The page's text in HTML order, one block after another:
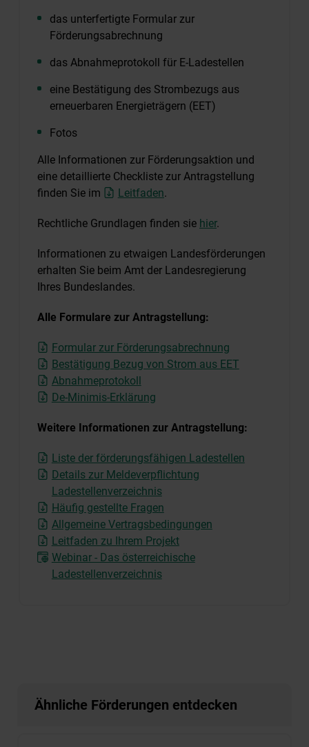
das unterfertigte Formular zur
Förderungsabrechnung
das Abnahmeprotokoll für E-Ladestellen
eine Bestätigung des Strombezugs aus
erneuerbaren Energieträgern (EET)
Fotos
Alle Informationen zur Förderungsaktion und
eine detaillierte Checkliste zur Antragstellung
finden Sie im
Leitfaden.
Rechtliche Grundlagen finden sie hier.
Informationen zu etwaigen Landesförderungen
erhalten Sie beim Amt der Landesregierung
Ihres Bundeslandes.
Alle Formulare zur Antragstellung:
Formular zur Förderungsabrechnung
Bestätigung Bezug von Strom aus EET
Abnahmeprotokoll
De-Minimis-Erklärung
Weitere Informationen zur Antragstellung:
Liste der förderungsfähigen Ladestellen
Details zur Meldeverpflichtung
Ladestellenverzeichnis
Häufig gestellte Fragen
Allgemeine Vertragsbedingungen
Leitfaden zu Ihrem Projekt
Webinar - Das österreichische
Ladestellenverzeichnis
Ähnliche Förderungen entdecken